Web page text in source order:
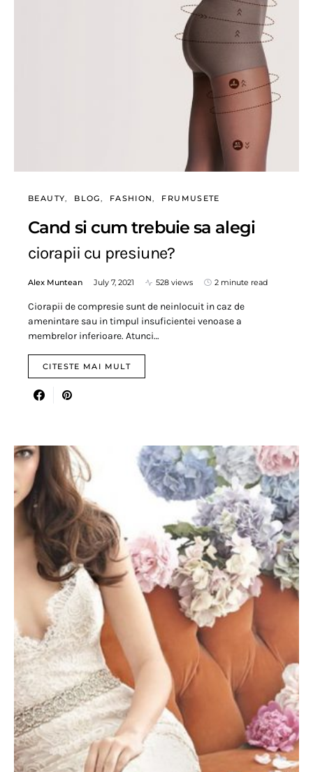
BEAUTY BLOG FASHION FRUMUSETE
Cand si cum trebuie sa alegi
ciorapii cu presiune?
Alex Muntean July 7, 2021 528 views 2 minute read
Ciorapii de compresie sunt de neinlocuit in caz de
amenintare sau in timpul insuficientei venoase a
membrelor inferioare. Atunci…
CITESTE MAI MULT